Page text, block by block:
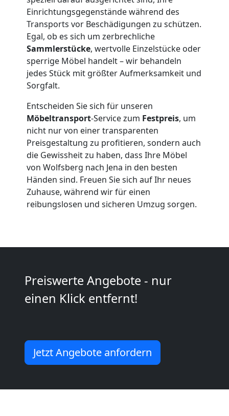
Einrichtungsgegenstände während des
Transports vor Beschädigungen zu schützen.
Egal, ob es sich um zerbrechliche
Sammlerstücke, wertvolle Einzelstücke oder
sperrige Möbel handelt – wir behandeln
jedes Stück mit größter Aufmerksamkeit und
Sorgfalt.
Entscheiden Sie sich für unseren
Möbeltransport-Service zum Festpreis, um
nicht nur von einer transparenten
Preisgestaltung zu profitieren, sondern auch
die Gewissheit zu haben, dass Ihre Möbel
von Wolfsberg nach Jena in den besten
Händen sind. Freuen Sie sich auf Ihr neues
Zuhause, während wir für einen
reibungslosen und sicheren Umzug sorgen.
Preiswerte Angebote - nur
einen Klick entfernt!
Jetzt Angebote anfordern
Lagerung
Wolfsberg
Full-
Service-
Umzug
Wolfsberg
Qualitäts-
Wolfsberg
Vereinsumzug
Wolfsberg
Anfrage